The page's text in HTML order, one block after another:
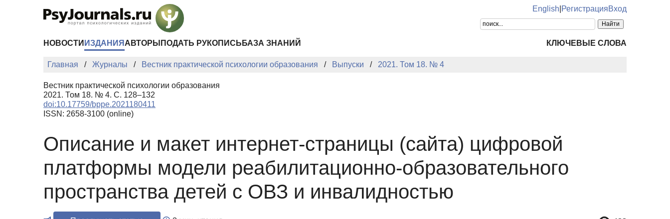
English РегистрацияВход
НОВОСТИ ИЗДАНИЯ АВТОРЫ ПОДАТЬ РУКОПИСЬ БАЗА ЗНАНИЙ КЛЮЧЕВЫЕ СЛОВА
Главная Журналы Вестник практической психологии образования Выпуски 2021. Том 18. № 4
Вестник практической психологии образования
2021. Том 18. № 4. С. 128–132
doi:10.17759/bppe.2021180411
ISSN: 2658-3100 (online)
Описание и макет интернет-страницы (сайта) цифровой
платформы модели реабилитационно-образовательного
пространства детей с ОВЗ и инвалидностью